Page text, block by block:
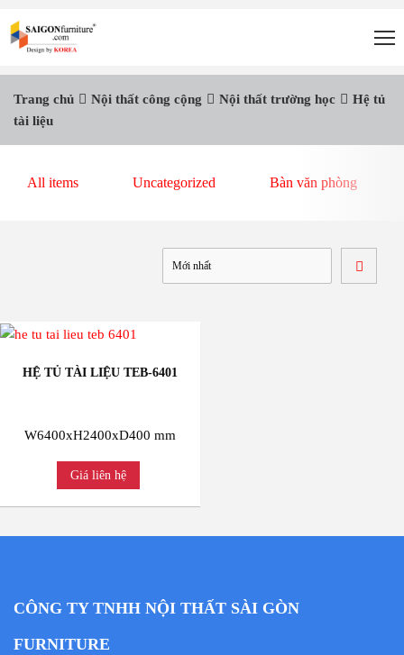
Trang chủ Nội thất công cộng Nội thất trường học
Hệ tủ
tài liệu
All items Uncategorized Bàn văn phòng
HỆ TỦ TÀI LIỆU TEB-6401
W6400xH2400xD400 mm
Giá liên hệ
CÔNG TY TNHH NỘI THẤT SÀI GÒN
FURNITURE